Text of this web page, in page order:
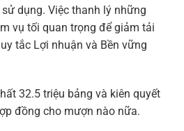
dụng. Việc thanh lý những
vụ tối quan trọng để giảm tải
tắc Lợi nhuận và Bền vững
32.5 triệu bảng và kiên quyết
đồng cho mượn nào nữa.